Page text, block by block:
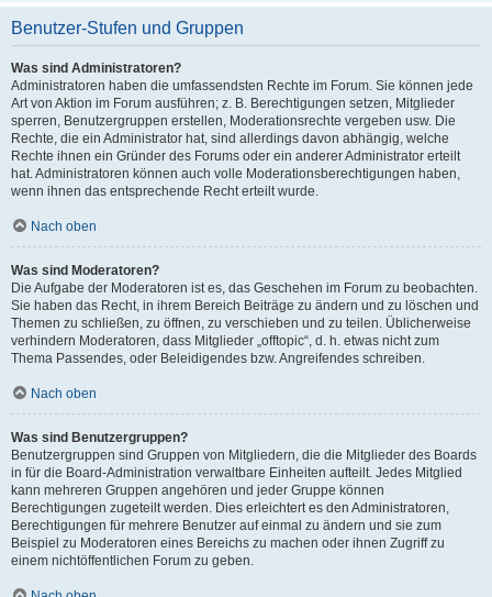
Benutzer-Stufen und Gruppen
Was sind Administratoren?
Administratoren haben die umfassendsten Rechte im Forum. Sie können jede
Art von Aktion im Forum ausführen; z. B. Berechtigungen setzen, Mitglieder
sperren, Benutzergruppen erstellen, Moderationsrechte vergeben usw. Die
Rechte, die ein Administrator hat, sind allerdings davon abhängig, welche
Rechte ihnen ein Gründer des Forums oder ein anderer Administrator erteilt
hat. Administratoren können auch volle Moderationsberechtigungen haben,
wenn ihnen das entsprechende Recht erteilt wurde.
Nach oben
Was sind Moderatoren?
Die Aufgabe der Moderatoren ist es, das Geschehen im Forum zu beobachten.
Sie haben das Recht, in ihrem Bereich Beiträge zu ändern und zu löschen und
Themen zu schließen, zu öffnen, zu verschieben und zu teilen. Üblicherweise
verhindern Moderatoren, dass Mitglieder „offtopic“, d. h. etwas nicht zum
Thema Passendes, oder Beleidigendes bzw. Angreifendes schreiben.
Nach oben
Was sind Benutzergruppen?
Benutzergruppen sind Gruppen von Mitgliedern, die die Mitglieder des Boards
in für die Board-Administration verwaltbare Einheiten aufteilt. Jedes Mitglied
kann mehreren Gruppen angehören und jeder Gruppe können
Berechtigungen zugeteilt werden. Dies erleichtert es den Administratoren,
Berechtigungen für mehrere Benutzer auf einmal zu ändern und sie zum
Beispiel zu Moderatoren eines Bereichs zu machen oder ihnen Zugriff zu
einem nichtöffentlichen Forum zu geben.